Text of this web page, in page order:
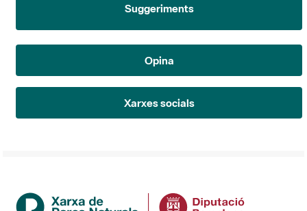
Suggeriments
Opina
Xarxes socials